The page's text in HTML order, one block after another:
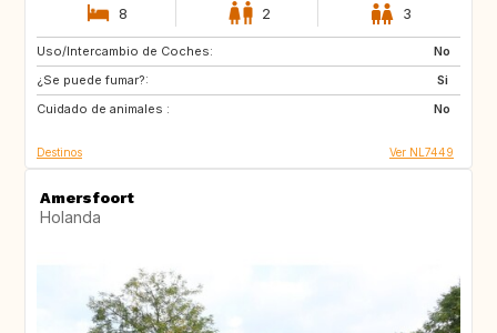
8 2 3
Uso/Intercambio de Coches:
No
¿Se puede fumar?:
Si
Cuidado de animales :
No
SE
IT
CH
Destinos Ver NL7449
Amersfoort
Holanda